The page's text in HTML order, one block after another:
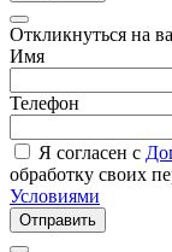
Откликнуться на
Имя
Телефон
Я согласен с
обработку своих
Условиями
Отправить